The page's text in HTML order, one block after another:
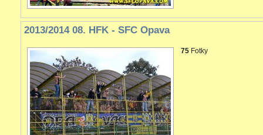
2013/2014 08. HFK - SFC Opava
75 Fotky